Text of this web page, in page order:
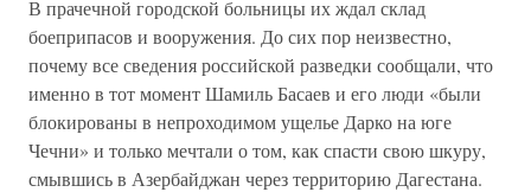
В прачечной городской больницы их ждал склад
боеприпасов и вооружения. До сих пор неизвестно,
почему все сведения российской разведки сообщали, что
именно в тот момент Шамиль Басаев и его люди «были
блокированы в непроходимом ущелье Дарко на юге
Чечни» и только мечтали о том, как спасти свою шкуру,
смывшись в Азербайджан через территорию Дагестана.